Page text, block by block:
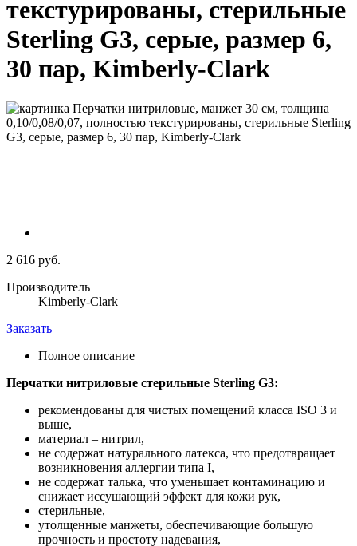
текстурированы, стерильные
Sterling G3, серые, размер 6,
30 пар, Kimberly-Clark
2 616 руб.
Производитель
Kimberly-Clark
Заказать
Полное описание
Перчатки нитриловые стерильные Sterling G3:
рекомендованы для чистых помещений класса ISO 3 и
выше,
материал – нитрил,
не содержат натурального латекса, что предотвращает
возникновения аллергии типа I,
не содержат талька, что уменьшает контаминацию и
снижает иссушающий эффект для кожи рук,
стерильные,
утолщенные манжеты, обеспечивающие большую
прочность и простоту надевания,